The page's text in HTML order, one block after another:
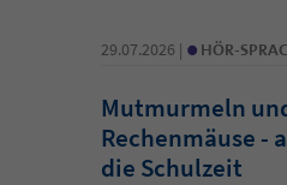
29.07.2026 | • HÖR-
Mutmurmeln
Rechenmäuse -
die Schulzeit